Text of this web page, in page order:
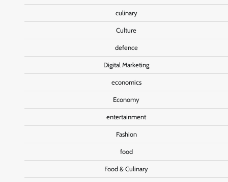
culinary
Culture
defence
Digital Marketing
economics
Economy
entertainment
Fashion
food
Food & Culinary